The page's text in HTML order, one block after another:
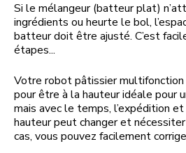
Si le mélangeur (batteur plat)
ingrédients ou heurte le bol,
batteur doit être ajusté. C’est
étapes...
Votre robot pâtissier multifonction
pour être à la hauteur idéale pour
mais avec le temps, l’expédition
hauteur peut changer et
cas, vous pouvez facilement